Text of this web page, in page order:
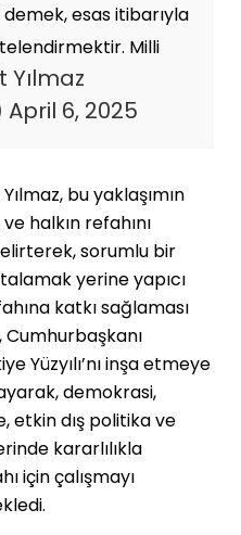
esas itibarıyla
Milli
April 6, 2025
bu yaklaşımın
halkın refahını
sorumlu bir
yerine yapıcı
katkı sağlaması
Yüzyılı’nı inşa etmeye
demokrasi,
etkin dış politika ve
kararlılıkla
için çalışmayı